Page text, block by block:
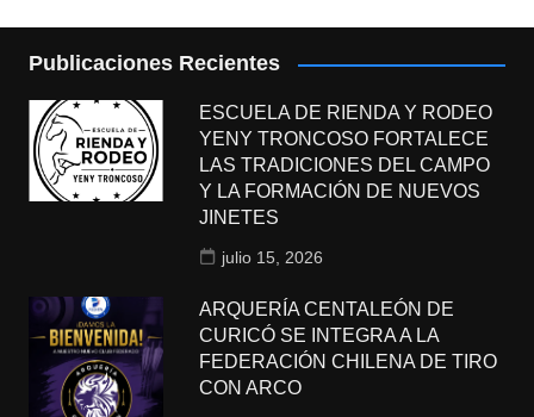
Publicaciones Recientes
ESCUELA DE RIENDA Y RODEO
YENY TRONCOSO FORTALECE
LAS TRADICIONES DEL CAMPO
Y LA FORMACIÓN DE NUEVOS
JINETES
julio 15, 2026
ARQUERÍA CENTALEÓN DE
CURICÓ SE INTEGRA A LA
FEDERACIÓN CHILENA DE TIRO
CON ARCO